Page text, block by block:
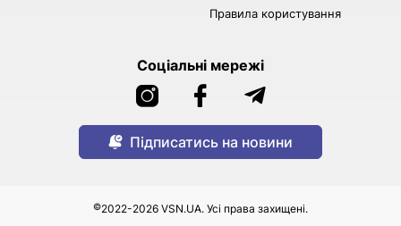
Правила користування
Соціальні мережі
Підписатись на новини
©2022-2026 VSN.UA. Усі права захищені.